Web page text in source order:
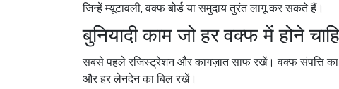
जिन्हें म्यूटावली, वक्फ बोर्ड या समुदाय तुरंत लागू कर सकते हैं।
बुनियादी काम जो हर वक्फ में होने
सबसे पहले रजिस्ट्रेशन और कागज़ात साफ रखें। वक्फ संपत्ति का
और हर लेनदेन का बिल रखें।